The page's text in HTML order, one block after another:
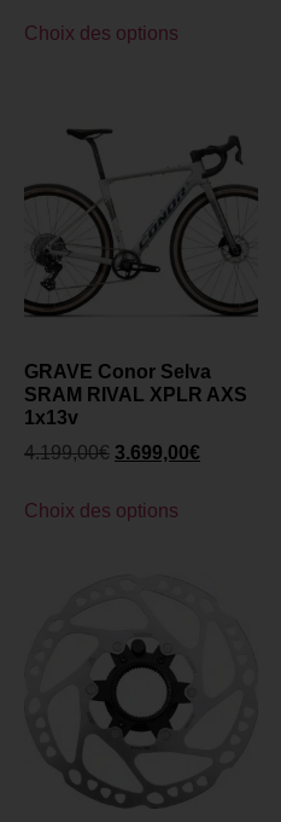
Choix des options
GRAVE Conor Selva
SRAM RIVAL XPLR AXS
1x13v
4.199,00€ 3.699,00€
Choix des options